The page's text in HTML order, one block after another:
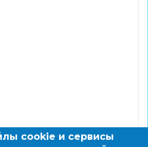
cookie и сервисы